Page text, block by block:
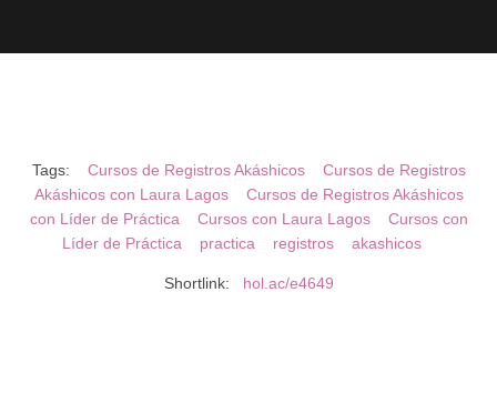
Tags: Cursos de Registros Akáshicos
Cursos de Registros
Akáshicos con Laura Lagos
Cursos de Registros Akáshicos
con Líder de Práctica
Cursos con Laura Lagos
Cursos con
Líder de Práctica
practica registros akashicos
Shortlink: hol.ac/e4649